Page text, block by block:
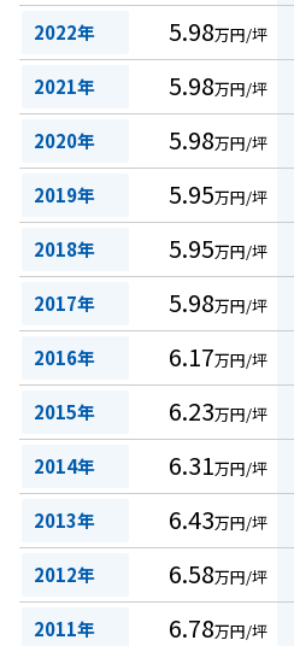
2022年 5.98万円/坪
2021年 5.98万円/坪
2020年 5.98万円/坪
2019年 5.95万円/坪
2018年 5.95万円/坪
2017年 5.98万円/坪
2016年 6.17万円/坪
2015年 6.23万円/坪
2014年 6.31万円/坪
2013年 6.43万円/坪
2012年 6.58万円/坪
2011年 6.78万円/坪